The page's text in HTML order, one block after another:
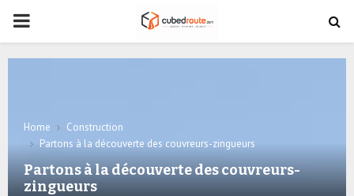
PRIMARY
MENU
Home
Construction
Partons à la découverte des couvreurs-zingueurs
Partons à la découverte des couvreurs-
zingueurs